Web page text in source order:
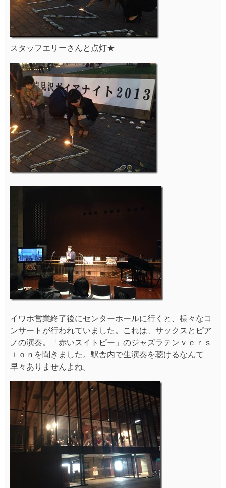
スタッフエリーさんと点灯★
イワホ営業終了後にセンターホールに行くと、様々なコ
ンサートが行われていました。これは、サックスとピア
ノの演奏。「赤いスイトピー」のジャズラテンｖｅｒｓ
ｉｏｎを聞きました。駅舎内で生演奏を聴けるなんて
早々ありませんよね。